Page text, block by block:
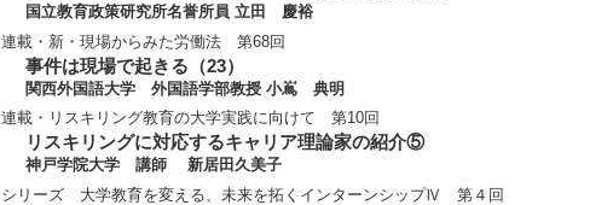
国立教育政策研究所名誉所員 立田 慶裕
連載・新・現場からみた労働法 第68回
事件は現場で起きる（23）
関西外国語大学 外国語学部教授 小嶌 典明
連載・リスキリング教育の大学実践に向けて 第10回
リスキリングに対応するキャリア理論家の紹介⑤
神戸学院大学 講師 新居田久美子
シリーズ 大学教育を変える、未来を拓くインターンシップⅣ 第４回